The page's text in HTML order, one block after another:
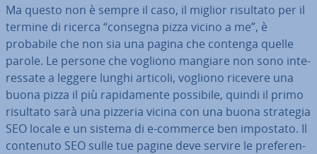
Ma questo non è sempre il caso, il miglior risultato per il
termine di ricerca “consegna pizza vicino a me”, è
probabile che non sia una pagina che contenga quelle
parole. Le persone che vogliono mangiare non sono in­te­
res­sa­te a leggere lunghi articoli, vogliono ricevere una
buona pizza il più ra­pi­da­men­te possibile, quindi il primo
risultato sarà una pizzeria vicina con una buona strategia
SEO locale e un sistema di e-commerce ben impostato. Il
contenuto SEO sulle tue pagine deve servire le pre­fe­ren­